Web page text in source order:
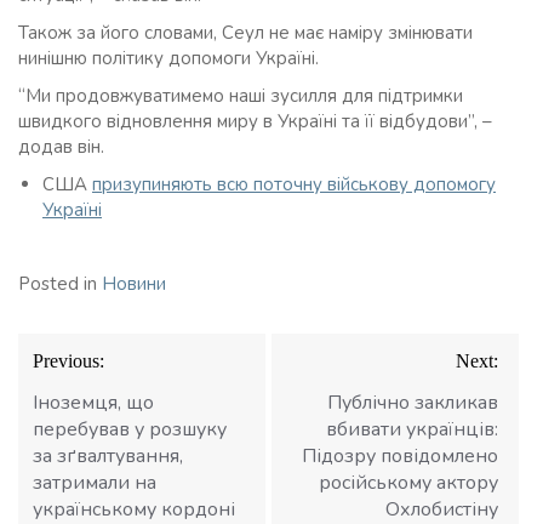
Також за його словами, Сеул не має наміру змінювати
нинішню політику допомоги Україні.
“Ми продовжуватимемо наші зусилля для підтримки
швидкого відновлення миру в Україні та її відбудови”, –
додав він.
США призупиняють всю поточну військову допомогу
Україні
Posted in Новини
Навігація
записів
Previous:
Іноземця, що
перебував у розшуку
за зґвалтування,
затримали на
українському кордоні
Next:
Публічно закликав
вбивати українців:
Підозру повідомлено
російському актору
Охлобистіну